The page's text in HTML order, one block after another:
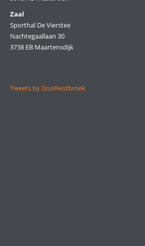
Zaal
Sporthal De Vierstee
Nachtegaallaan 30
3738 EB Maartensdijk
Tweets by DosWestbroek